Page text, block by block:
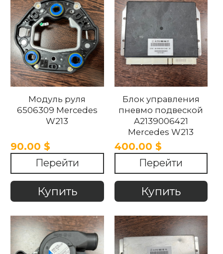
Модуль руля
6506309 Mercedes
W213
90.00 $
Перейти
Купить
Блок управления
пневмо подвеской
A2139006421
Mercedes W213
400.00 $
Перейти
Купить